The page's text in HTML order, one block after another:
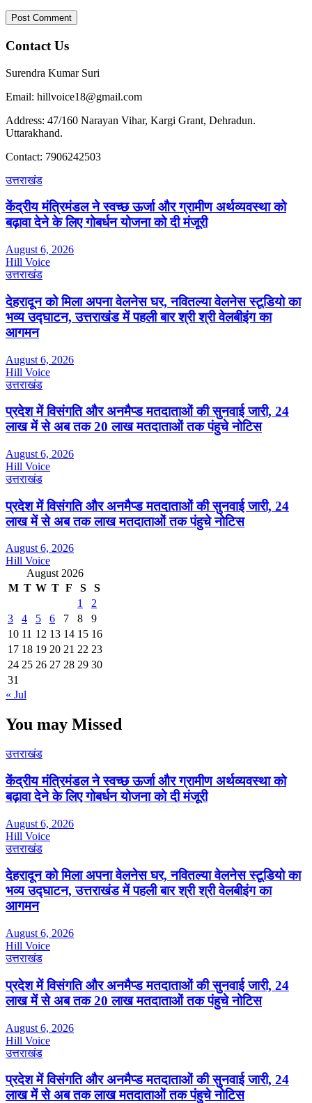
Contact Us
Surendra Kumar Suri
Email: hillvoice18@gmail.com
Address: 47/160 Narayan Vihar, Kargi Grant, Dehradun.
Uttarakhand.
Contact: 7906242503
उत्तराखंड
केंद्रीय मंत्रिमंडल ने स्वच्छ ऊर्जा और ग्रामीण अर्थव्यवस्था को
बढ़ावा देने के लिए गोबर्धन योजना को दी मंजूरी
August 6, 2026
Hill Voice
उत्तराखंड
देहरादून को मिला अपना वेलनेस घर, नवितल्या वेलनेस स्टूडियो का
भव्य उद्घाटन, उत्तराखंड में पहली बार श्री श्री वेलबीइंग का
आगमन
August 6, 2026
Hill Voice
उत्तराखंड
प्रदेश में विसंगति और अनमैप्ड मतदाताओं की सुनवाई जारी, 24
लाख में से अब तक 20 लाख मतदाताओं तक पंहुचे नोटिस
August 6, 2026
Hill Voice
उत्तराखंड
प्रदेश में विसंगति और अनमैप्ड मतदाताओं की सुनवाई जारी, 24
लाख में से अब तक लाख मतदाताओं तक पंहुचे नोटिस
August 6, 2026
Hill Voice
August 2026
M T W T F S
S
1
2
3
4 5 6 7 8
9
10 11 12 13 14 15 16
17 18 19 20 21 22 23
24 25 26 27 28 29 30
31
« Jul
You may Missed
उत्तराखंड
केंद्रीय मंत्रिमंडल ने स्वच्छ ऊर्जा और ग्रामीण अर्थव्यवस्था को
बढ़ावा देने के लिए गोबर्धन योजना को दी मंजूरी
August 6, 2026
Hill Voice
उत्तराखंड
देहरादून को मिला अपना वेलनेस घर, नवितल्या वेलनेस स्टूडियो का
भव्य उद्घाटन, उत्तराखंड में पहली बार श्री श्री वेलबीइंग का
आगमन
August 6, 2026
Hill Voice
उत्तराखंड
प्रदेश में विसंगति और अनमैप्ड मतदाताओं की सुनवाई जारी, 24
लाख में से अब तक 20 लाख मतदाताओं तक पंहुचे नोटिस
August 6, 2026
Hill Voice
उत्तराखंड
प्रदेश में विसंगति और अनमैप्ड मतदाताओं की सुनवाई जारी, 24
लाख में से अब तक लाख मतदाताओं तक पंहुचे नोटिस